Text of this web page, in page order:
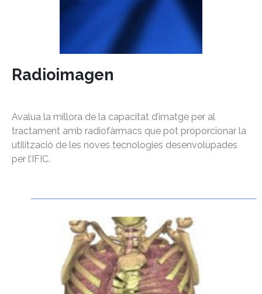
Radioimagen
Avalua la millora de la capacitat d’imatge per al
tractament amb radiofàrmacs que pot proporcionar la
utilització de les noves tecnologies desenvolupades
per l’IFIC.